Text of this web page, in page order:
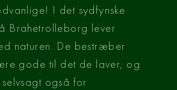
I det sydfynske
Brahetrolleborg lever
naturen. De bestræber
gode til det de laver, og
også for